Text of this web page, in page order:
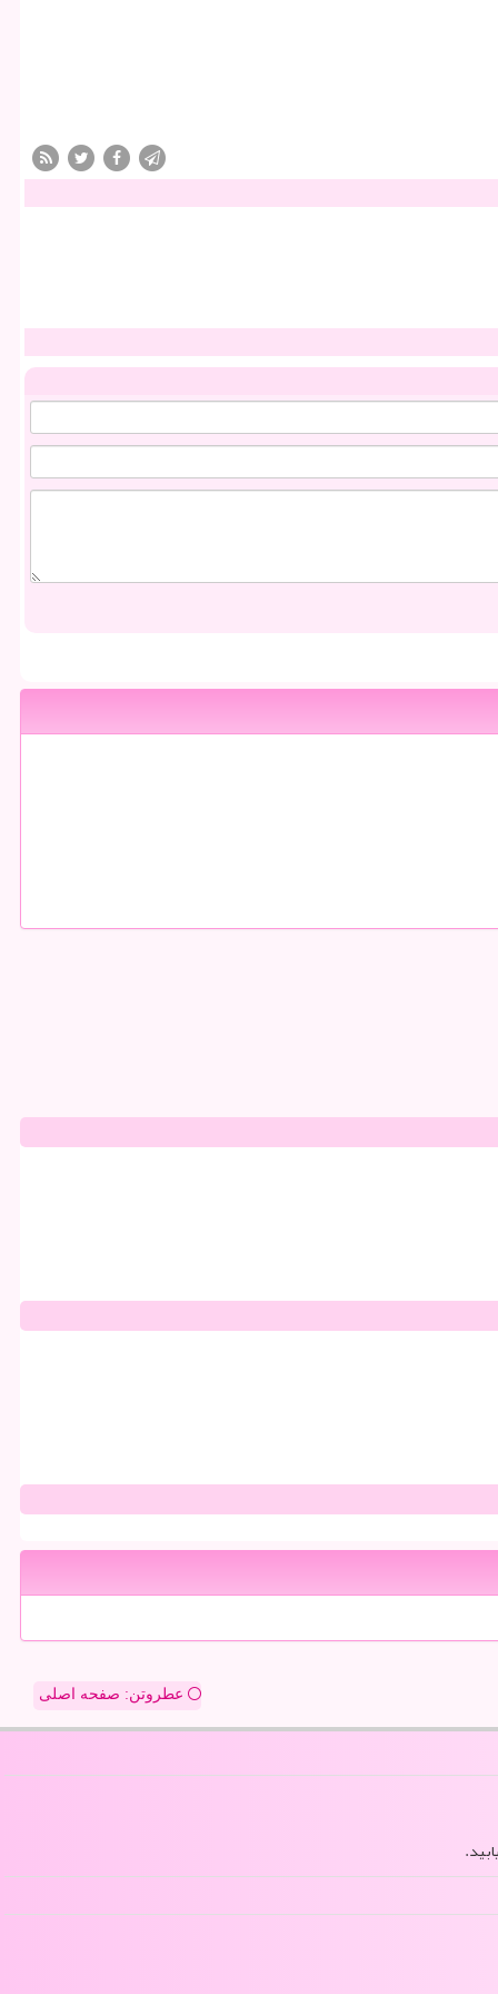
عطروتن: صفحه اصلی